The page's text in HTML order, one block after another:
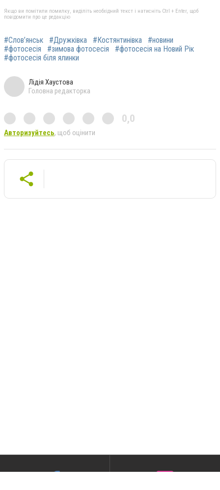
Якщо ви помітили помилку, виділіть необхідний текст і натисніть Ctrl + Enter, щоб
повідомити про це редакцію
#Слов’янськ #Дружківка #Костянтинівка
#новини
#фотосесія
#зимова фотосесія
#фотосесія на Новий Рік
#фотосесія біля ялинки
Лідія Хаустова
Головна редакторка
0,0
Авторизуйтесь, щоб оцінити